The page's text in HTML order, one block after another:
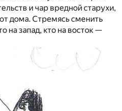
и чар вредной старухи,
дома. Стремясь сменить
на запад, кто на восток —